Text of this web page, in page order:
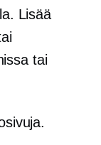
Lisää
tai